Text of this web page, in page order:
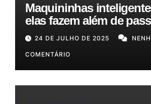
Maquininhas
elas fazem além de
e como podem otimizar
gestão!
24 DE JULHO DE 2025
COMENTÁRIO